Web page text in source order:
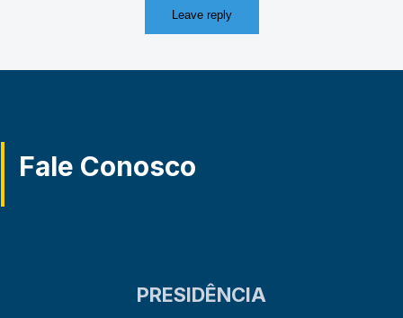
Fale Conosco
PRESIDÊNCIA